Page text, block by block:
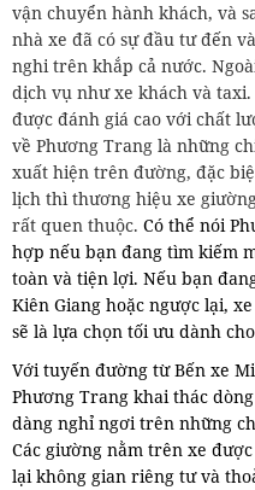
vận chuyển hành khách, và
nhà xe đã có sự đầu tư đến
nghi trên khắp cả nước.
dịch vụ như xe khách và
được đánh giá cao với chất
về Phương Trang là những
xuất hiện trên đường, đặc
lịch thì thương hiệu xe
rất quen thuộc. Có thể nói
hợp nếu bạn đang tìm kiếm
toàn và tiện lợi. Nếu bạn
Kiên Giang hoặc ngược lại,
sẽ là lựa chọn tối ưu dành
Với tuyến đường từ Bến xe
Phương Trang khai thác
dàng nghỉ ngơi trên những
Các giường nằm trên xe
lại không gian riêng tư và